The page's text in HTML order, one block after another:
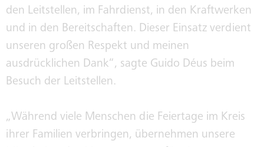
den Leitstellen, im Fahrdienst, in den Kraftwerken
und in den Bereitschaften. Dieser Einsatz verdient
unseren großen Respekt und meinen
ausdrücklichen Dank“, sagte Guido Déus beim
Besuch der Leitstellen.
„Während viele Menschen die Feiertage im Kreis
ihrer Familien verbringen, übernehmen unsere